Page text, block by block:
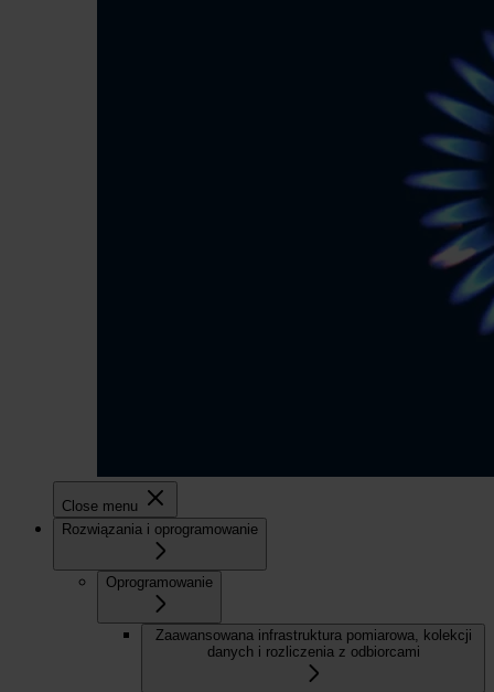
Close menu
Rozwiązania i oprogramowanie
Oprogramowanie
Zaawansowana infrastruktura pomiarowa, kolekcji
danych i rozliczenia z odbiorcami